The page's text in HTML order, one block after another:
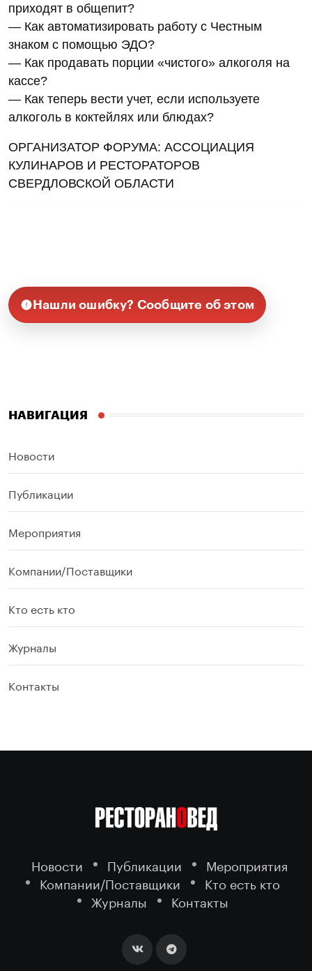
приходят в общепит?
— Как автоматизировать работу с Честным
знаком с помощью ЭДО?
— Как продавать порции «чистого» алкоголя на
кассе?
— Как теперь вести учет, если используете
алкоголь в коктейлях или блюдах?
ОРГАНИЗАТОР ФОРУМА: АССОЦИАЦИЯ
КУЛИНАРОВ И РЕСТОРАТОРОВ
СВЕРДЛОВСКОЙ ОБЛАСТИ
Нашли ошибку? Сообщите об этом
НАВИГАЦИЯ
Новости
Публикации
Мероприятия
Компании/Поставщики
Кто есть кто
Журналы
Контакты
Новости Публикации
Мероприятия
Компании/Поставщики
Кто есть кто
Журналы
Контакты